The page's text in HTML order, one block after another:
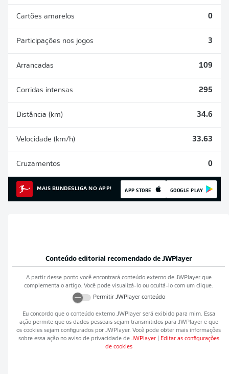
Cartões amarelos 0
Participações nos jogos 3
Arrancadas 109
Corridas intensas 295
Distância (km) 34.6
Velocidade (km/h) 33.63
Cruzamentos 0
MAIS BUNDESLIGA NO APP! APP STORE GOOGLE PLAY
Conteúdo editorial recomendado de JWPlayer
A partir desse ponto você encontrará conteúdo externo de JWPlayerque
complementa o artigo. Você pode visualizá-lo ou ocultá-lo com um clique.
Permitir JWPlayerconteúdo
Eu concordo que o conteúdo externo JWPlayerserá exibido para mim. Essa
ação permite que os dados pessoais sejam transmitidos para JWPlayere que
os cookies sejam configurados por JWPlayer. Você pode obter mais informações
sobre essa ação no aviso de privacidade de JWPlayer
Editar as configurações
de cookies